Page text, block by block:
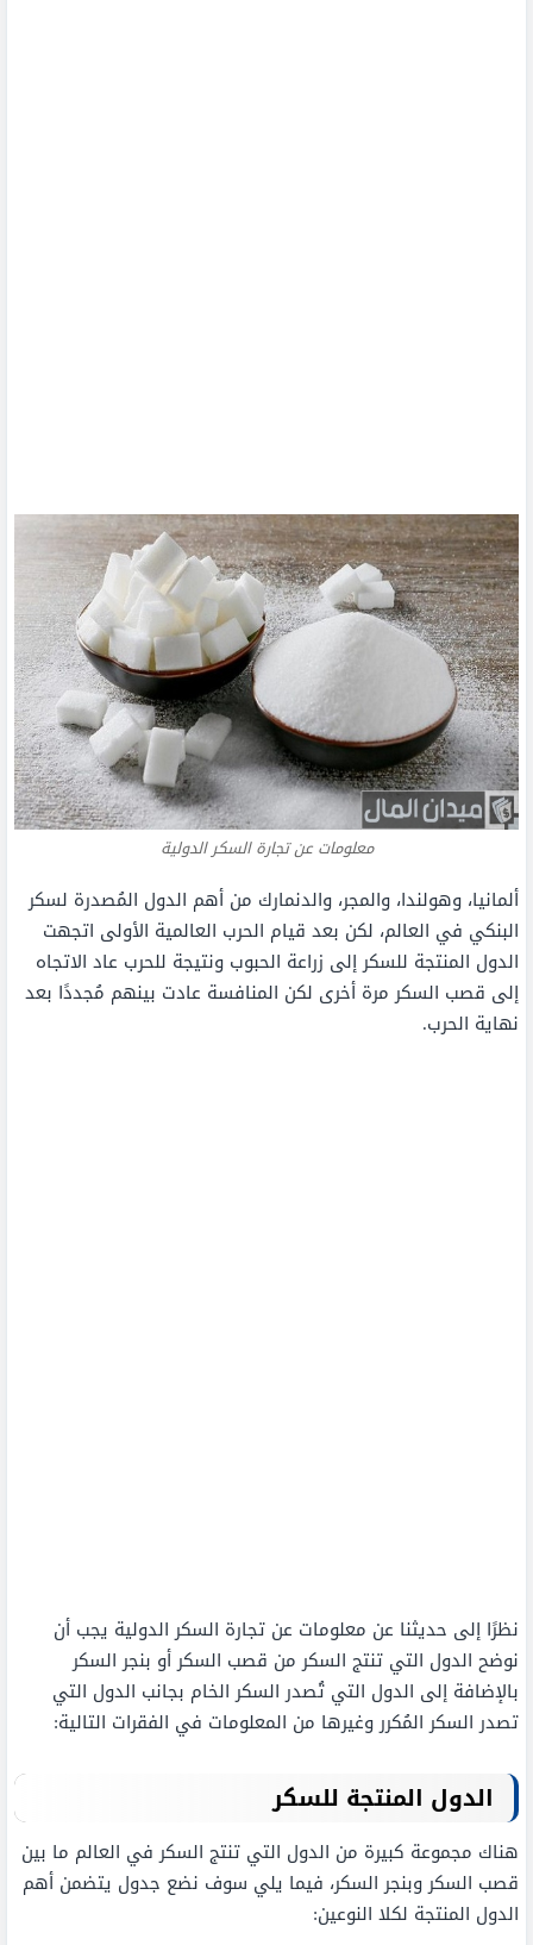
معلومات عن تجارة السكر الدولية
ألمانيا، وهولندا، والمجر، والدنمارك من أهم الدول المُصدرة لسكر
البنكي في العالم، لكن بعد قيام الحرب العالمية الأولى اتجهت
الدول المنتجة للسكر إلى زراعة الحبوب ونتيجة للحرب عاد الاتجاه
إلى قصب السكر مرة أخرى لكن المنافسة عادت بينهم مُجددًا بعد
نهاية الحرب.
نظرًا إلى حديثنا عن معلومات عن تجارة السكر الدولية يجب أن
نوضح الدول التي تنتج السكر من قصب السكر أو بنجر السكر
بالإضافة إلى الدول التي تُصدر السكر الخام بجانب الدول التي
تصدر السكر المُكرر وغيرها من المعلومات في الفقرات التالية:
الدول المنتجة للسكر
هناك مجموعة كبيرة من الدول التي تنتج السكر في العالم ما بين
قصب السكر وبنجر السكر، فيما يلي سوف نضع جدول يتضمن أهم
الدول المنتجة لكلا النوعين: